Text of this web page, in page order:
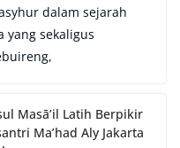
dalam sejarah
yang sekaligus
Masā’il Latih Berpikir
Ma’had Aly Jakarta